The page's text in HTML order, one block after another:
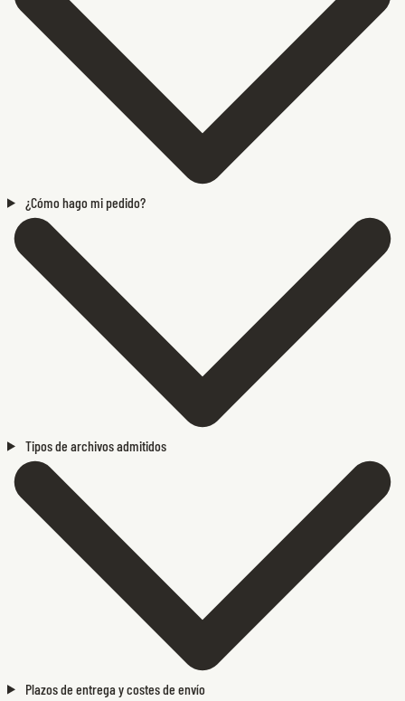
¿Cómo hago mi pedido?
Tipos de archivos admitidos
Plazos de entrega y costes de envío